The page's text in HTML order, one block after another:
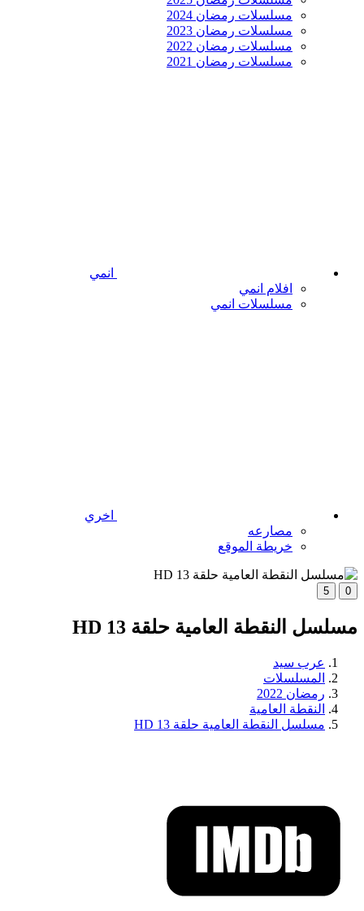
مسلسلات رمضان 2024
مسلسلات رمضان 2023
مسلسلات رمضان 2022
مسلسلات رمضان 2021
انمي
افلام انمي
مسلسلات انمي
اخري
مصارعه
خريطة الموقع
0
5
مسلسل النقطة العامية حلقة 13 HD
عرب سيد
المسلسلات
رمضان 2022
النقطة العامية
مسلسل النقطة العامية حلقة 13 HD